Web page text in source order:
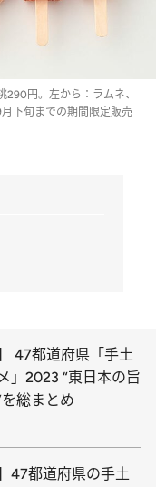
円。左から：ラムネ、
下旬までの期間限定販売
47都道府県「手土
」2023 “東日本の旨
を総まとめ
47都道府県の手土